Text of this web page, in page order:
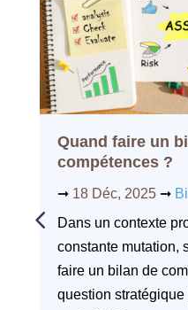
Quand faire un
compétences ?
➞ 18 Déc, 2025 ➞
Dans un contexte
constante mutation,
faire un bilan de
question stratégique